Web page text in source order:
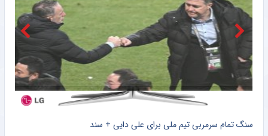
خبرانلاین ببینید | کنایه حجت‌الاسلام برمایی به ماجرای راه ندادن بانوان به ورزشگاه امام رضا مشهد
طرفداری حضور دژاگه در تمرینات نساجی؛ زوج اشکان – مسعود شجاعی این بار در مازندران؟
طرفداری تازه‌ ترین رده‌ بندی تیم‌ های باشگاهی | سقوط پرسپولیس و صعود استقلال